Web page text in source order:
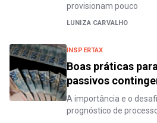
provisionam pouco
LUNIZA CARVALHO
INSPERTAX
Boas práticas
passivos
A importância e o
prognóstico de